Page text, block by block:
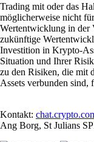
Trading mit oder das
möglicherweise nicht
Wertentwicklung in der
zukünftige
Investition in Krypto-
Situation und Ihrer
zu den Risiken, die mit
Assets verbunden sind,
Kontakt:
Ang Borg, St Julians